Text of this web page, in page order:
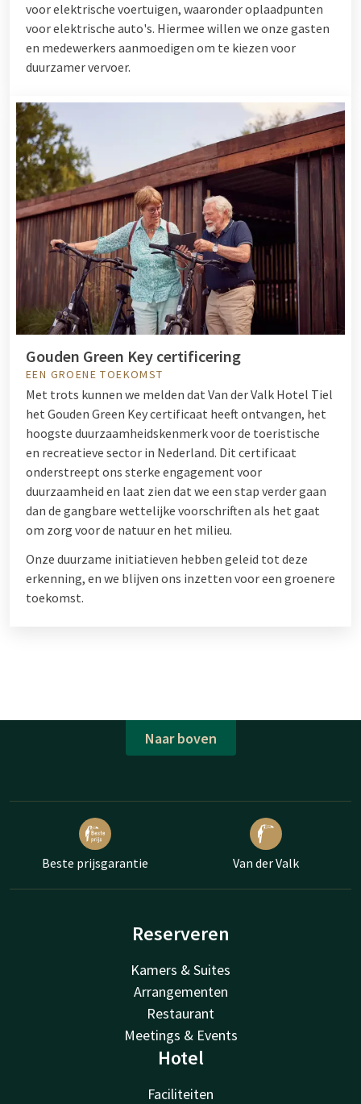
voor elektrische voertuigen, waaronder oplaadpunten
voor elektrische auto's. Hiermee willen we onze gasten
en medewerkers aanmoedigen om te kiezen voor
duurzamer vervoer.
Gouden Green Key certificering
EEN GROENE TOEKOMST
Met trots kunnen we melden dat Van der Valk Hotel Tiel
het Gouden Green Key certificaat heeft ontvangen, het
hoogste duurzaamheidskenmerk voor de toeristische
en recreatieve sector in Nederland. Dit certificaat
onderstreept ons sterke engagement voor
duurzaamheid en laat zien dat we een stap verder gaan
dan de gangbare wettelijke voorschriften als het gaat
om zorg voor de natuur en het milieu.
Onze duurzame initiatieven hebben geleid tot deze
erkenning, en we blijven ons inzetten voor een groenere
toekomst.
Naar boven
Beste prijsgarantie Van der Valk
Reserveren
Kamers & Suites
Arrangementen
Restaurant
Meetings & Events
Hotel
Faciliteiten